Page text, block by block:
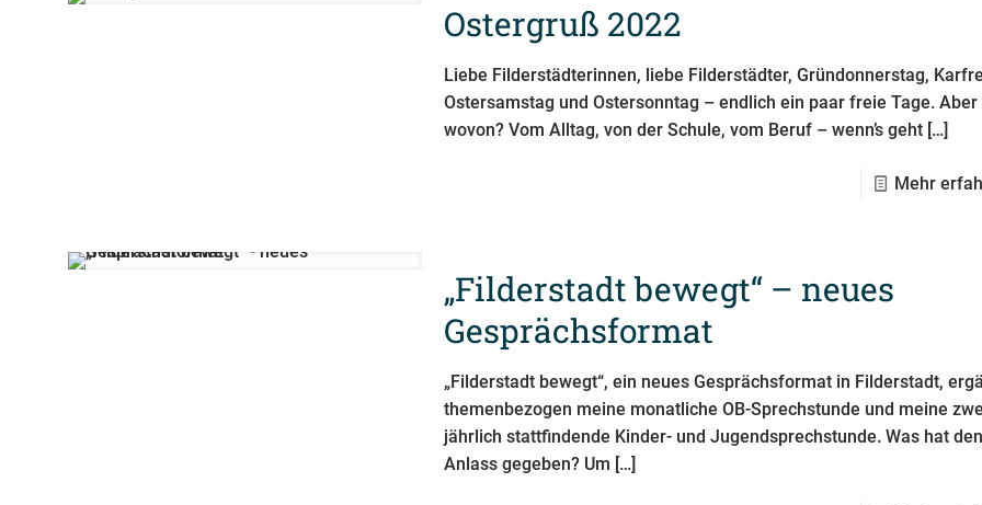
Ostergruß 2022
Liebe Filderstädterinnen, liebe Filderstädter, Gründonnerstag,
Ostersamstag und Ostersonntag – endlich ein paar freie Tage.
wovon? Vom Alltag, von der Schule, vom Beruf – wenn’s geht […]
Mehr
„Filderstadt bewegt“ – neues
Gesprächsformat
„Filderstadt bewegt“, ein neues Gesprächsformat in Filderstadt,
themenbezogen meine monatliche OB-Sprechstunde und meine
jährlich stattfindende Kinder- und Jugendsprechstunde. Was hat den
Anlass gegeben? Um […]